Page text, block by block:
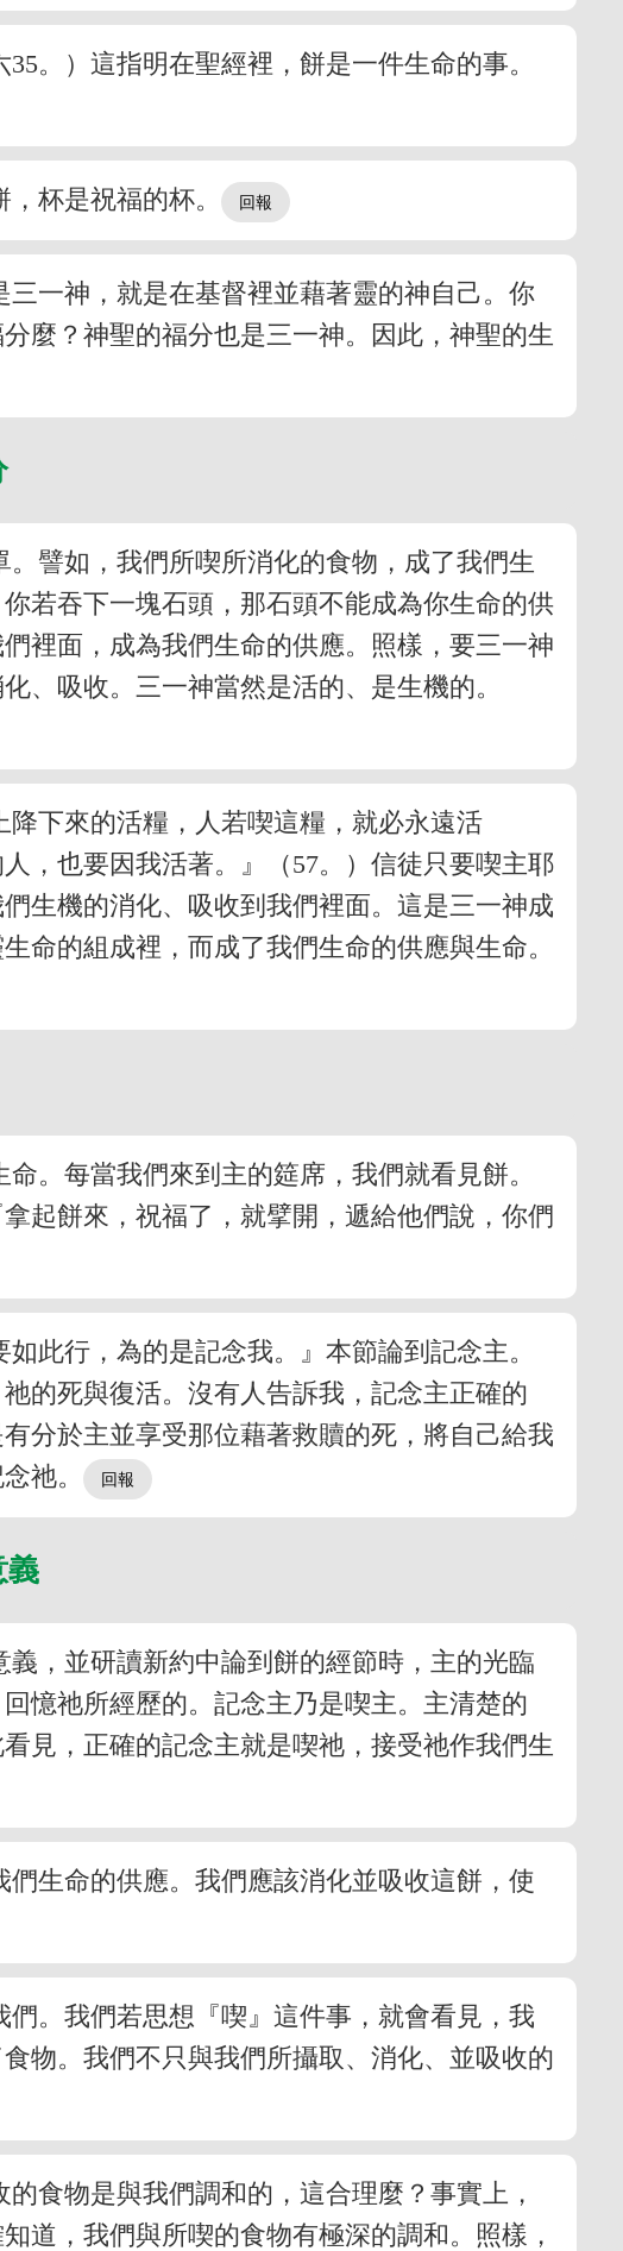
。）這指明在聖經裡，餅是一件生命的事。
，杯是祝福的杯。
一神，就是在基督裡並藉著靈的神自己。你
麼？神聖的福分也是三一神。因此，神聖的生
譬如，我們所喫所消化的食物，成了我們生
若吞下一塊石頭，那石頭不能成為你生命的供
裡面，成為我們生命的供應。照樣，要三一神
、吸收。三一神當然是活的、是生機的。
下來的活糧，人若喫這糧，就必永遠活
，也要因我活著。』（57。）信徒只要喫主耶
生機的消化、吸收到我們裡面。這是三一神成
命的組成裡，而成了我們生命的供應與生命。
。每當我們來到主的筵席，我們就看見餅。
起餅來，祝福了，就擘開，遞給他們說，你們
此行，為的是記念我。』本節論到記念主。
的死與復活。沒有人告訴我，記念主正確的
分於主並享受那位藉著救贖的死，將自己給我
祂。
義
，並研讀新約中論到餅的經節時，主的光臨
憶祂所經歷的。記念主乃是喫主。主清楚的
見，正確的記念主就是喫祂，接受祂作我們生
生命的供應。我們應該消化並吸收這餅，使
。我們若思想『喫』這件事，就會看見，我
物。我們不只與我們所攝取、消化、並吸收的
食物是與我們調和的，這合理麼？事實上，
道，我們與所喫的食物有極深的調和。照樣，